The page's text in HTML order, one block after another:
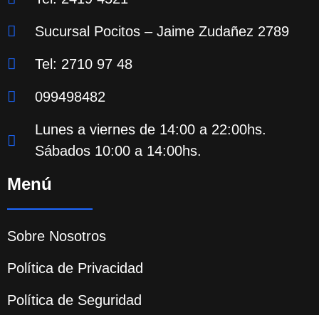
Sucursal Pocitos – Jaime Zudañez 2789
Tel: 2710 97 48
099498482
Lunes a viernes de 14:00 a 22:00hs.
Sábados 10:00 a 14:00hs.
Menú
Sobre Nosotros
Política de Privacidad
Política de Seguridad